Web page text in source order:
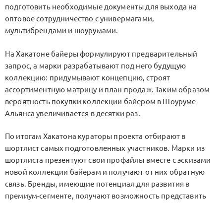
подготовить необходимые документы для выхода на
оптовое сотрудничество с универмагами,
мультибрендами и шоурумами.
На Хакатоне байеры формулируют предварительный
запрос, а марки разрабатывают под него будущую
коллекцию: придумывают концепцию, строят
ассортиментную матрицу и план продаж. Таким образом
вероятность покупки коллекции байером в Шоуруме
Альянса увеличивается в десятки раз.
По итогам Хакатона кураторы проекта отбирают в
шортлист самых подготовленных участников. Марки из
шортлиста презентуют свои профайлы вместе с эскизами
новой коллекции байерам и получают от них обратную
связь. Бренды, имеющие потенциал для развития в
премиум-сегменте, получают возможность представить